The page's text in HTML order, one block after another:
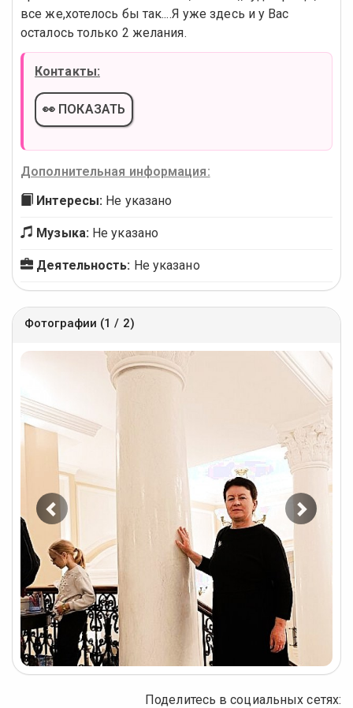
все же,хотелось бы так....Я уже здесь и у Вас
осталось только 2 желания.
Контакты:
👀 ПОКАЗАТЬ
Дополнительная информация:
Интересы: Не указано
Музыка: Не указано
Деятельность: Не указано
Фотографии (1 / 2)
Предыдущее
фото
Поделитесь в социальных сетях: